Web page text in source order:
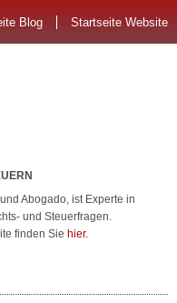
Blog Startseite Website
Abogado, ist Experte in
und Steuerfragen.
finden Sie hier.